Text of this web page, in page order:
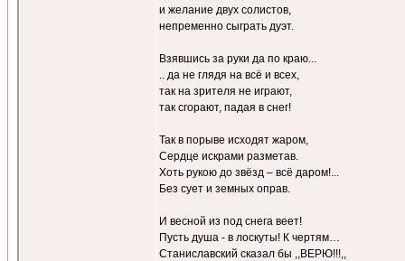
и желание двух солистов,
непременно сыграть дуэт.
Взявшись за руки да по краю...
.. да не глядя на всё и всех,
так на зрителя не играют,
так сгорают, падая в снег!
Так в порыве исходят жаром,
Сердце искрами разметав.
Хоть рукою до звёзд – всё даром!...
Без сует и земных оправ.
И весной из под снега веет!
Пусть душа - в лоскуты! К чертям…
Станиславский сказал бы ,,ВЕРЮ!!!,,